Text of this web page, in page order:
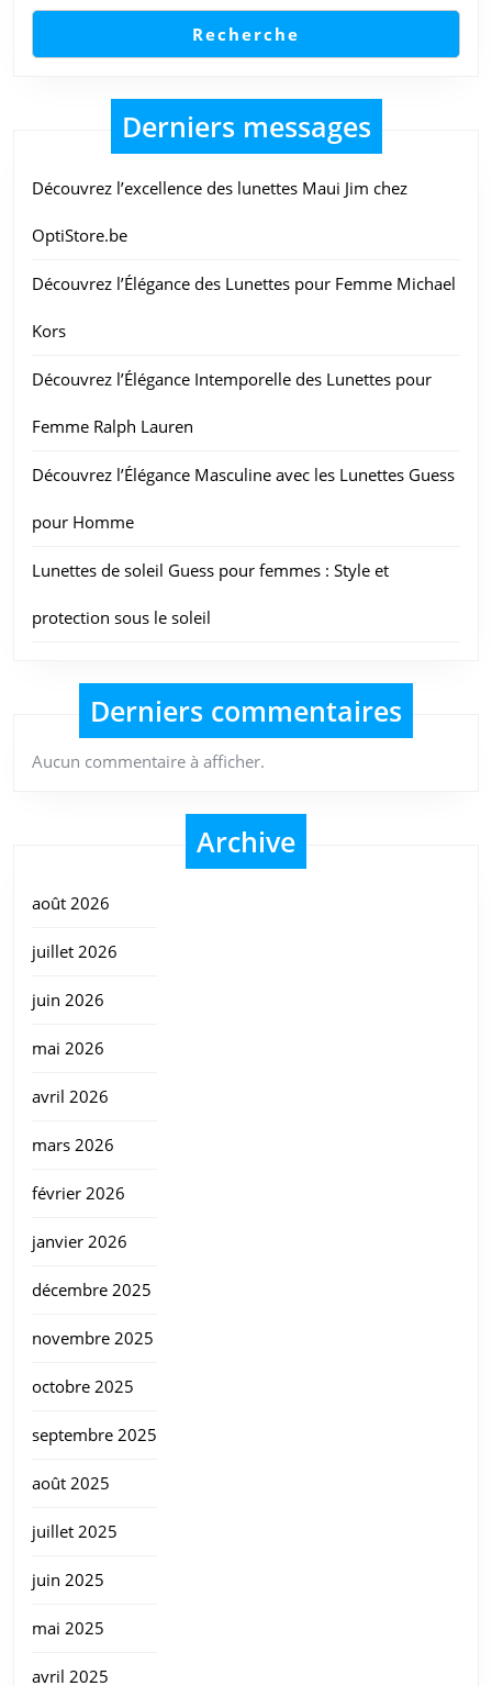
Trouver
Votre
Recherche
Derniers messages
Découvrez l’excellence des lunettes Maui Jim chez
OptiStore.be
Découvrez l’Élégance des Lunettes pour Femme Michael
Kors
Découvrez l’Élégance Intemporelle des Lunettes pour
Femme Ralph Lauren
Découvrez l’Élégance Masculine avec les Lunettes Guess
pour Homme
Lunettes de soleil Guess pour femmes : Style et
protection sous le soleil
Derniers commentaires
Aucun commentaire à afficher.
Archive
août 2026
juillet 2026
juin 2026
mai 2026
avril 2026
mars 2026
février 2026
janvier 2026
décembre 2025
novembre 2025
octobre 2025
septembre 2025
août 2025
juillet 2025
juin 2025
mai 2025
avril 2025